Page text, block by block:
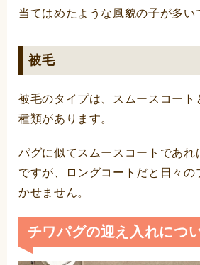
当てはめたような風貌の子が多い
被毛
被毛のタイプは、スムースコート
種類があります。
パグに似てスムースコートであれ
ですが、ロングコートだと日々の
かせません。
チワパグの迎え入れにつ